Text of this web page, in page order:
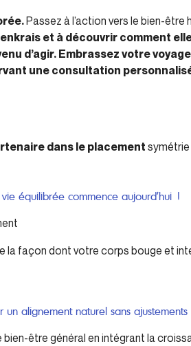
Passez à l’action vers le bien-être
et à découvrir comment
d’agir. Embrassez votre
une consultation
dans le placement symétrie
équilibrée commence aujourd’hui !
la façon dont votre corps bouge et
alignement naturel sans ajustements
bien-être général en intégrant la